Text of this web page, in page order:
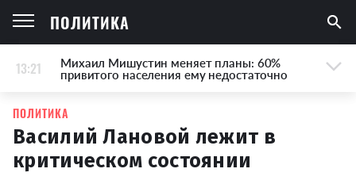
ПОЛИТИКА
13:21 Михаил Мишустин меняет планы: 60%
привитого населения ему недостаточно
ПОЛИТИКА
Василий Лановой лежит в
критическом состоянии